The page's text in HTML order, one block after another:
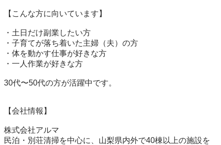
【こんな方に向いています】
・土日だけ副業したい方
・子育てが落ち着いた主婦（夫）の方
・体を動かす仕事が好きな方
・一人作業が好きな方
30代〜50代の方が活躍中です。
【会社情報】
株式会社アルマ
民泊・別荘清掃を中心に、山梨県内外で40棟以上の施設を